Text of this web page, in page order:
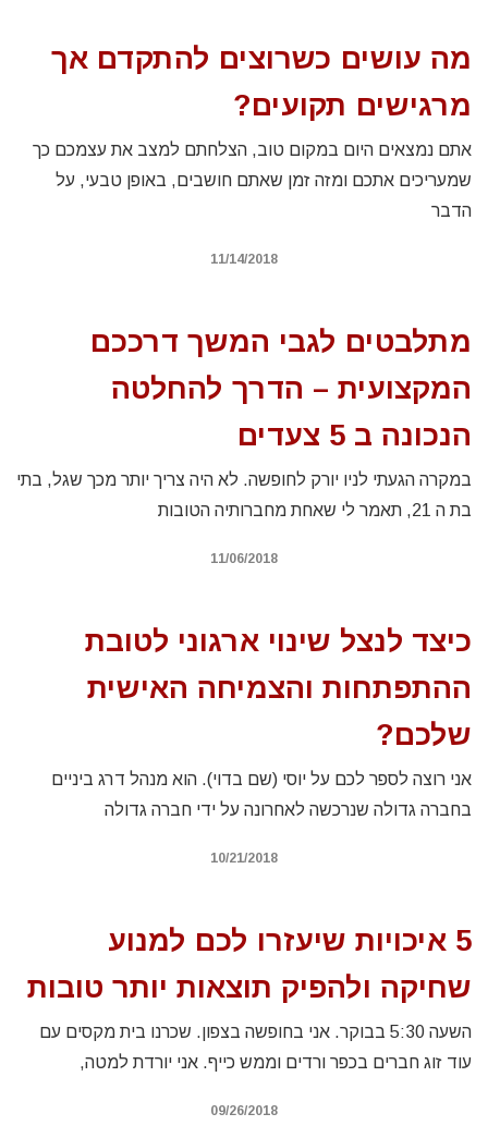
מה עושים כשרוצים להתקדם אך
מרגישים תקועים?
אתם נמצאים היום במקום טוב, הצלחתם למצב את עצמכם כך
שמעריכים אתכם ומזה זמן שאתם חושבים, באופן טבעי, על
הדבר
11/14/2018
מתלבטים לגבי המשך דרככם
המקצועית – הדרך להחלטה
הנכונה ב 5 צעדים
במקרה הגעתי לניו יורק לחופשה. לא היה צריך יותר מכך שגל, בתי
בת ה 21, תאמר לי שאחת מחברותיה הטובות
11/06/2018
כיצד לנצל שינוי ארגוני לטובת
ההתפתחות והצמיחה האישית
שלכם?
אני רוצה לספר לכם על יוסי (שם בדוי). הוא מנהל דרג ביניים
בחברה גדולה שנרכשה לאחרונה על ידי חברה גדולה
10/21/2018
5 איכויות שיעזרו לכם למנוע
שחיקה ולהפיק תוצאות יותר טובות
השעה 5:30 בבוקר. אני בחופשה בצפון. שכרנו בית מקסים עם
עוד זוג חברים בכפר ורדים וממש כייף. אני יורדת למטה,
09/26/2018